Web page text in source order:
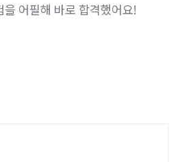
어필해 바로 합격했어요!